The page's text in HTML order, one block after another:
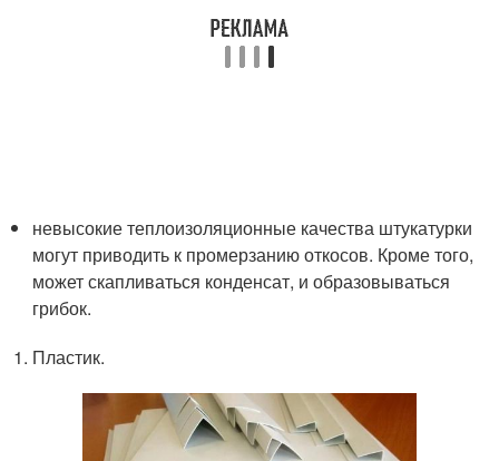
невысокие теплоизоляционные качества штукатурки
могут приводить к промерзанию откосов. Кроме того,
может скапливаться конденсат, и образовываться
грибок.
Пластик.